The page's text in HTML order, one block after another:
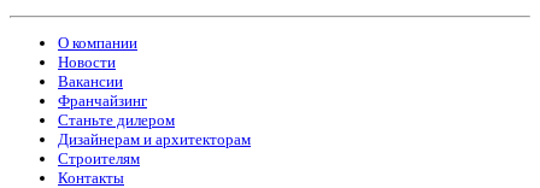
О компании
Новости
Вакансии
Франчайзинг
Станьте дилером
Дизайнерам и архитекторам
Строителям
Контакты